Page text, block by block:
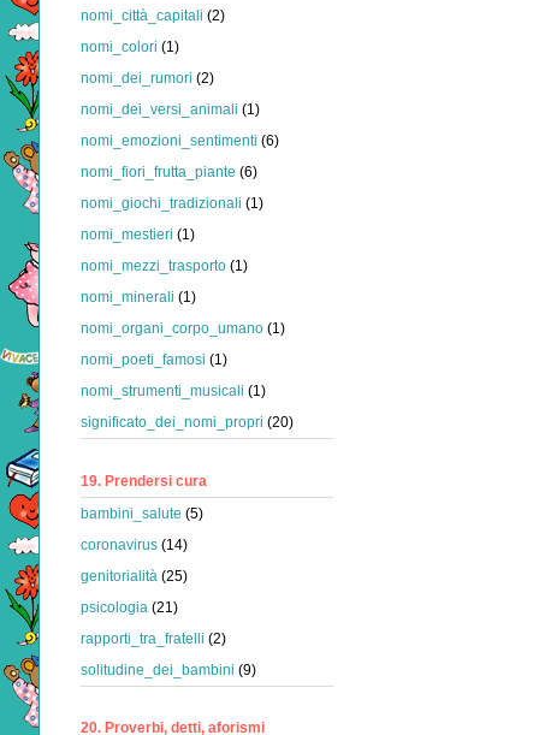
nomi_città_capitali (2)
nomi_colori (1)
nomi_dei_rumori (2)
nomi_dei_versi_animali (1)
nomi_emozioni_sentimenti (6)
nomi_fiori_frutta_piante (6)
nomi_giochi_tradizionali (1)
nomi_mestieri (1)
nomi_mezzi_trasporto (1)
nomi_minerali (1)
nomi_organi_corpo_umano (1)
nomi_poeti_famosi (1)
nomi_strumenti_musicali (1)
significato_dei_nomi_propri (20)
19. Prendersi cura
bambini_salute (5)
coronavirus (14)
genitorialità (25)
psicologia (21)
rapporti_tra_fratelli (2)
solitudine_dei_bambini (9)
20. Proverbi, detti, aforismi